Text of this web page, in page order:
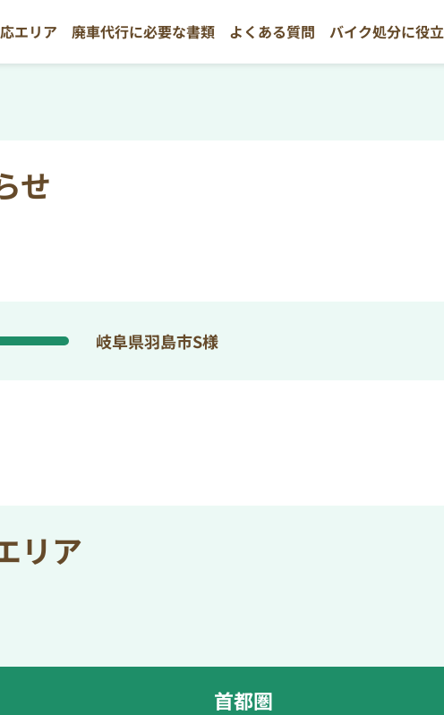
エリア 廃車代行に必要な書類 よくある質問 バイク処分に役
せ
岐阜県羽島市S様
リア
首都圏